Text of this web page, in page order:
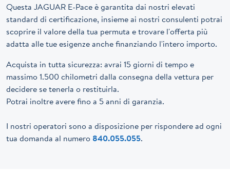
Questa JAGUAR E-Pace è garantita dai nostri elevati
standard di certificazione, insieme ai nostri consulenti potrai
scoprire il valore della tua permuta e trovare l'offerta più
adatta alle tue esigenze anche finanziando l'intero importo.
Acquista in tutta sicurezza: avrai 15 giorni di tempo e
massimo 1.500 chilometri dalla consegna della vettura per
decidere se tenerla o restituirla.
Potrai inoltre avere fino a 5 anni di garanzia.
I nostri operatori sono a disposizione per rispondere ad ogni
tua domanda al numero 840.055.055.